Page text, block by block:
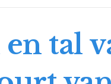
tal